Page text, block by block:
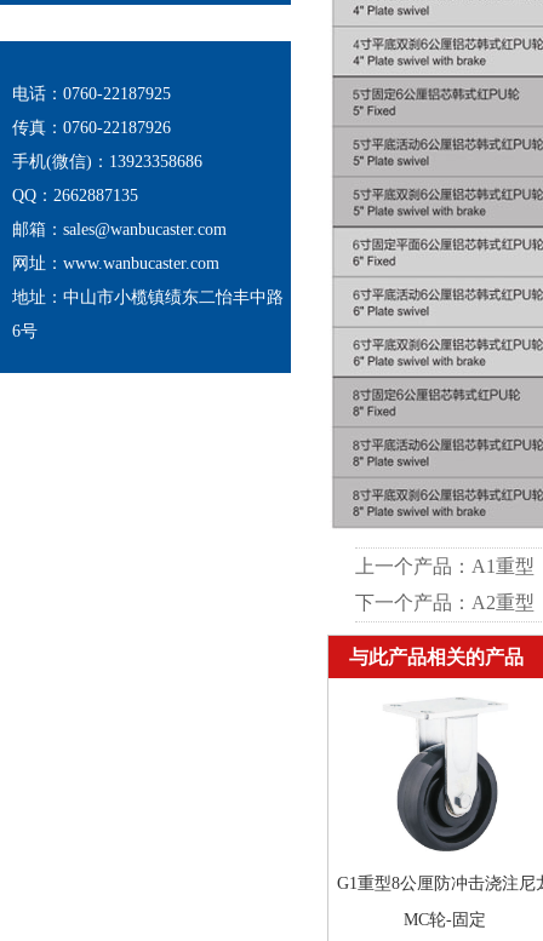
电话：0760-22187925
传真：0760-22187926
手机(微信)：13923358686
QQ：2662887135
邮箱：sales@wanbucaster.com
网址：www.wanbucaster.com
地址：中山市小榄镇绩东二怡丰中路
6号
上一个产品： A1重型
下一个产品： A2重型
与此产品相关的产品
G1重型8公厘防冲击浇注尼
MC轮-固定